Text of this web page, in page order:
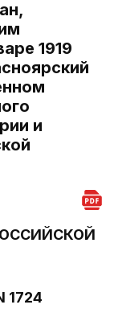
1919
и
1724